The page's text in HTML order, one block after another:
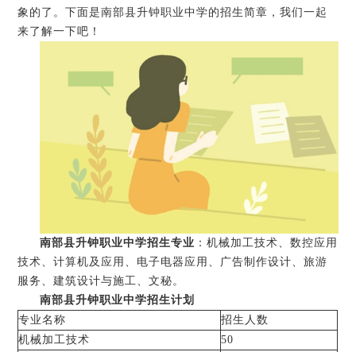
象的了。下面是南部县升钟职业中学的招生简章，我们一起
来了解一下吧！
南部县升钟职业中学招生专业 ：机械加工技术、数控应用
技术、计算机及应用、电子电器应用、广告制作设计、旅游
服务、建筑设计与施工、文秘。
南部县升钟职业中学招生计划
专业名称
招生人数
机械加工技术
50